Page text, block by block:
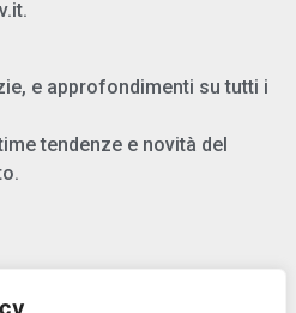
e approfondimenti su tutti i
tendenze e novità del